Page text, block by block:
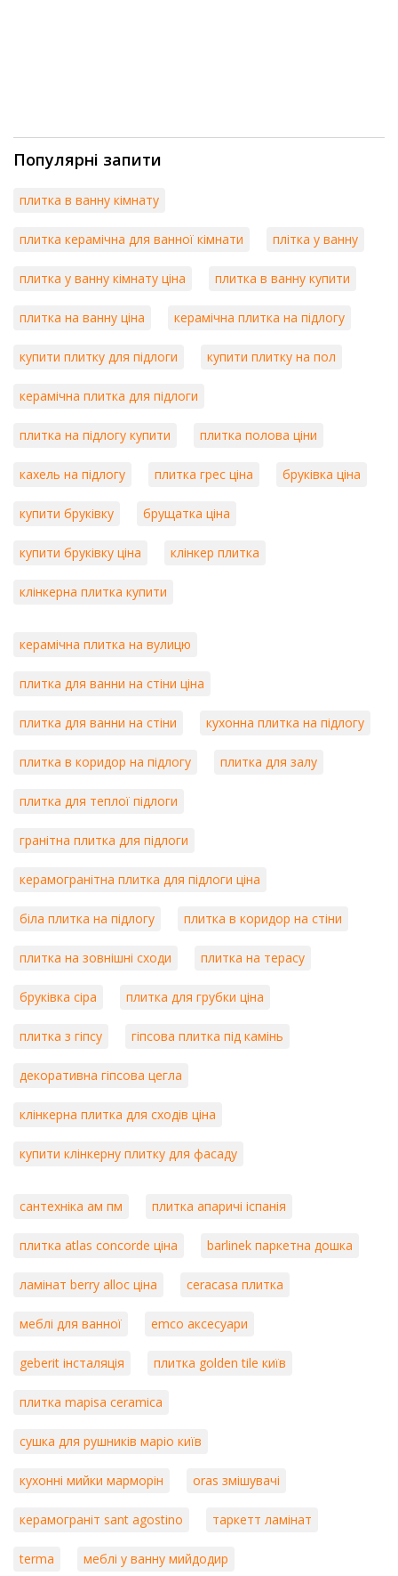
Популярні запити
плитка в ванну кімнату
плитка керамічна для ванної кімнати плітка у ванну
плитка у ванну кімнату ціна плитка в ванну купити
плитка на ванну ціна керамічна плитка на підлогу
купити плитку для підлоги купити плитку на пол
керамічна плитка для підлоги
плитка на підлогу купити плитка полова ціни
кахель на підлогу плитка грес ціна бруківка ціна
купити бруківку брущатка ціна
купити бруківку ціна клінкер плитка
клінкерна плитка купити
керамічна плитка на вулицю
плитка для ванни на стіни ціна
плитка для ванни на стіни кухонна плитка на підлогу
плитка в коридор на підлогу плитка для залу
плитка для теплої підлоги
гранітна плитка для підлоги
керамогранітна плитка для підлоги ціна
біла плитка на підлогу плитка в коридор на стіни
плитка на зовнішні сходи плитка на терасу
бруківка сіра плитка для грубки ціна
плитка з гіпсу гіпсова плитка під камінь
декоративна гіпсова цегла
клінкерна плитка для сходів ціна
купити клінкерну плитку для фасаду
сантехніка ам пм плитка апаричі іспанія
плитка atlas concorde ціна barlinek паркетна дошка
ламінат berry alloc ціна ceracasa плитка
меблі для ванної emco аксесуари
geberit інсталяція плитка golden tile київ
плитка mapisa ceramica
сушка для рушників маріо київ
кухонні мийки марморін oras змішувачі
керамограніт sant agostino таркетт ламінат
terma меблі у ванну мийдодир